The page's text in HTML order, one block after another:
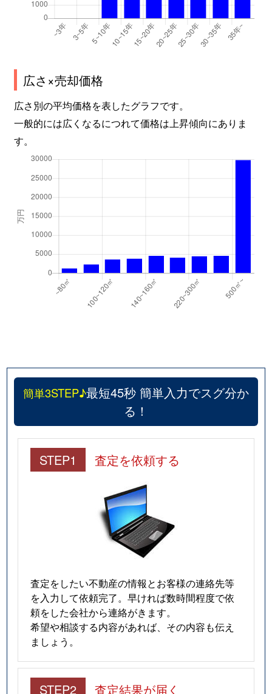
広さ×売却価格
広さ別の平均価格を表したグラフです。
一般的には広くなるにつれて価格は上昇傾向にありま
す。
簡単3STEP♪最短45秒 簡単入力でスグ分か
る！
STEP1 査定を依頼する
査定をしたい不動産の情報とお客様の連絡先等
を入力して依頼完了。早ければ数時間程度で依
頼をした会社から連絡がきます。
希望や相談する内容があれば、その内容も伝え
ましょう。
STEP2 査定結果が届く